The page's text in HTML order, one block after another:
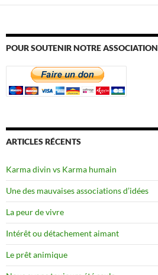
POUR SOUTENIR NOTRE ASSOCIATION
ARTICLES RÉCENTS
Karma divin vs Karma humain
Une des mauvaises associations d’idées
La peur de vivre
Intérêt ou détachement aimant
Le prêt animique